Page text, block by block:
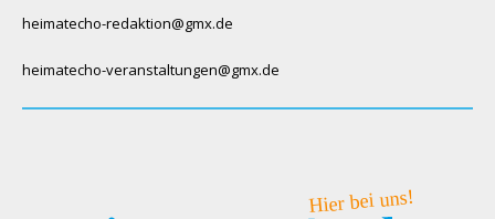
heimatecho-redaktion@gmx.de
heimatecho-veranstaltungen@gmx.de